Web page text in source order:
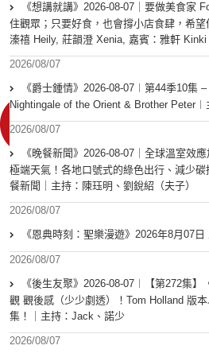
《想講就講》2026-08-07｜要做美食家
住觀眾；只要好食，也會撐小店食肆，希
溱禧 Heily, 莊韻澄 Xenia, 嘉賓：雅軒 Kinki
2026/08/07
《爵士鍾情》2026-08-07︱第44季10集
Nightingale of the Orient & Brother
2026/08/07
《晚餐新聞》2026-08-07｜全球溫室效
極端天氣！各地口號式的綠色出行、減少
餐新聞｜主持：陳珏明、劉銳紹（夫子）
2026/08/07
《恩典時刻：聖樂漫遊》2026年8月07
2026/08/07
《後生友聚》2026-08-07︱【第272集
觀 觀後感（少少劇透）！Tom Holland 版
集！｜主持：Jack、諾少
2026/08/07